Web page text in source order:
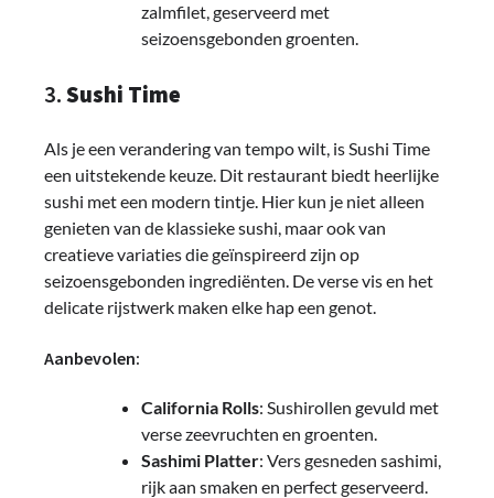
zalmfilet, geserveerd met
seizoensgebonden groenten.
3.Sushi Time
Als je een verandering van tempo wilt, is Sushi Time
een uitstekende keuze. Dit restaurant biedt heerlijke
sushi met een modern tintje. Hier kun je niet alleen
genieten van de klassieke sushi, maar ook van
creatieve variaties die geïnspireerd zijn op
seizoensgebonden ingrediënten. De verse vis en het
delicate rijstwerk maken elke hap een genot.
Aanbevolen:
California Rolls: Sushirollen gevuld met
verse zeevruchten en groenten.
Sashimi Platter: Vers gesneden sashimi,
rijk aan smaken en perfect geserveerd.